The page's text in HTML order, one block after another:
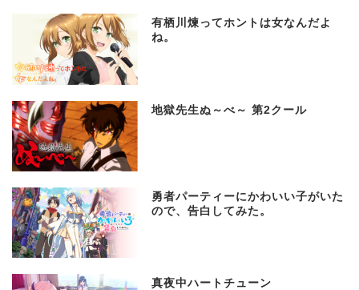
有栖川煉ってホントは女なんだよ
ね。
地獄先生ぬ～べ～ 第2クール
勇者パーティーにかわいい子がいた
ので、告白してみた。
真夜中ハートチューン